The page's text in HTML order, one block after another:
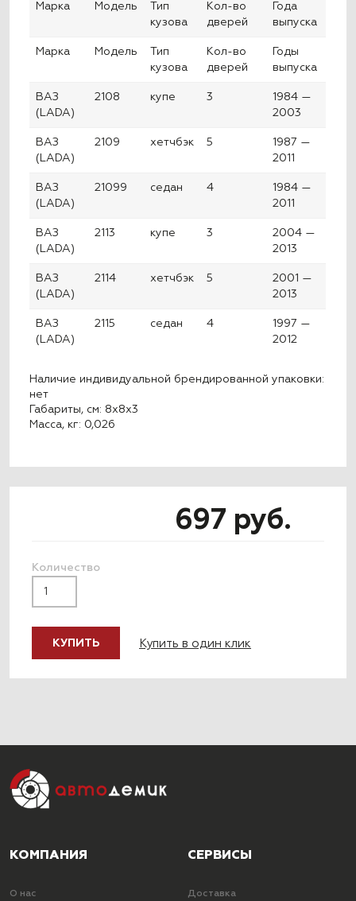
Марка Модель
Тип
кузова
Кол-во
дверей
Года
выпуска
Марка Модель
Тип
кузова
Кол-во
дверей
Годы
выпуска
ВАЗ
(LADA)
2108 купе 3
1984 —
2003
ВАЗ
(LADA)
2109 хетчбэк 5
1987 —
2011
ВАЗ
(LADA)
21099 седан 4
1984 —
2011
ВАЗ
(LADA)
2113 купе 3
2004 —
2013
ВАЗ
(LADA)
2114 хетчбэк 5
2001 —
2013
ВАЗ
(LADA)
2115 седан 4
1997 —
2012
Наличие индивидуальной брендированной упаковки:
нет
Габариты, см: 8x8x3
Масса, кг: 0,026
697 руб.
Количество
КУПИТЬ Купить в один клик
КОМПАНИЯ
О нас
СЕРВИСЫ
Доставка